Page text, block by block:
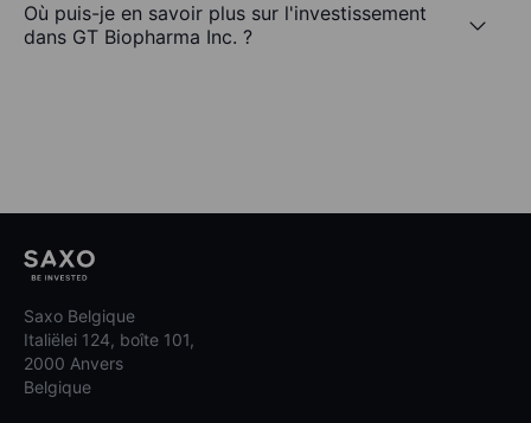
Où puis-je en savoir plus sur l'investissement
dans GT Biopharma Inc. ?
Saxo Belgique
Italiëlei 124, boîte 101,
2000 Anvers
Belgique